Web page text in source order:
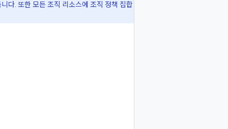
다. 또한 모든 조직 리소스에 조직 정책 집합